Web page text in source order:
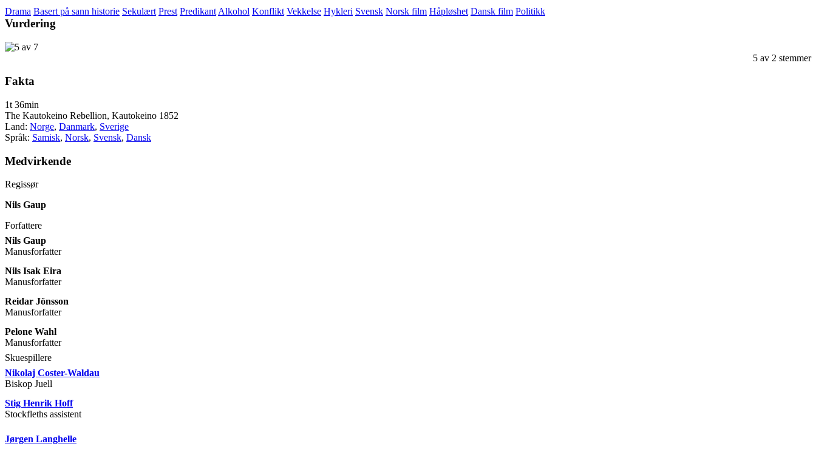
Drama Basert på sann historie Sekulært Prest Predikant Alkohol Konflikt Vekkelse Hykleri Svensk Norsk film Håpløshet Dansk film Politikk
Vurdering
5 av 2 stemmer
Fakta
1t 36min
The Kautokeino Rebellion, Kautokeino 1852
Land: Norge, Danmark, Sverige
Språk: Samisk, Norsk, Svensk, Dansk
Medvirkende
Regissør
Nils Gaup
Forfattere
Nils Gaup
Manusforfatter
Nils Isak Eira
Manusforfatter
Reidar Jönsson
Manusforfatter
Pelone Wahl
Manusforfatter
Skuespillere
Nikolaj Coster-Waldau
Biskop Juell
Stig Henrik Hoff
Stockfleths assistent
Jørgen Langhelle